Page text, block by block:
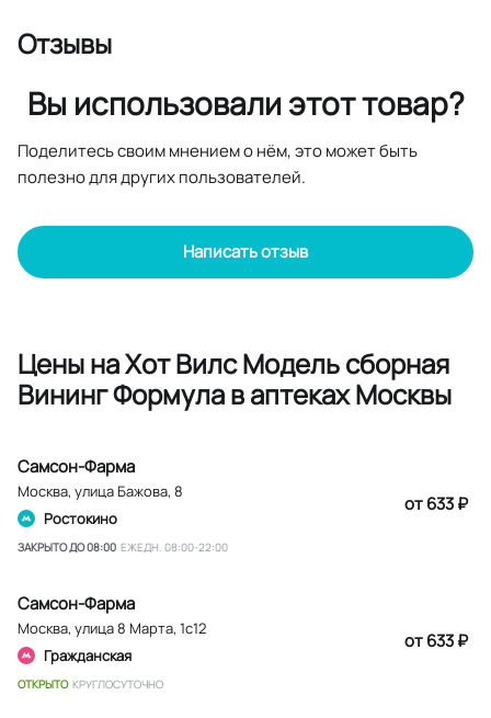
Отзывы
Вы использовали этот товар?
Поделитесь своим мнением о нём, это может быть
полезно для других пользователей.
Написать отзыв
Цены на Хот Вилс Модель сборная
Вининг Формула в аптеках Москвы
Самсон-Фарма
Москва, улица Бажова, 8
Ростокино
ЗАКРЫТО ДО 08:00 ЕЖЕДН. 08:00-22:00
от 633 ₽
Самсон-Фарма
Москва, улица 8 Марта, 1с12
Гражданская
ОТКРЫТО КРУГЛОСУТОЧНО
от 633 ₽